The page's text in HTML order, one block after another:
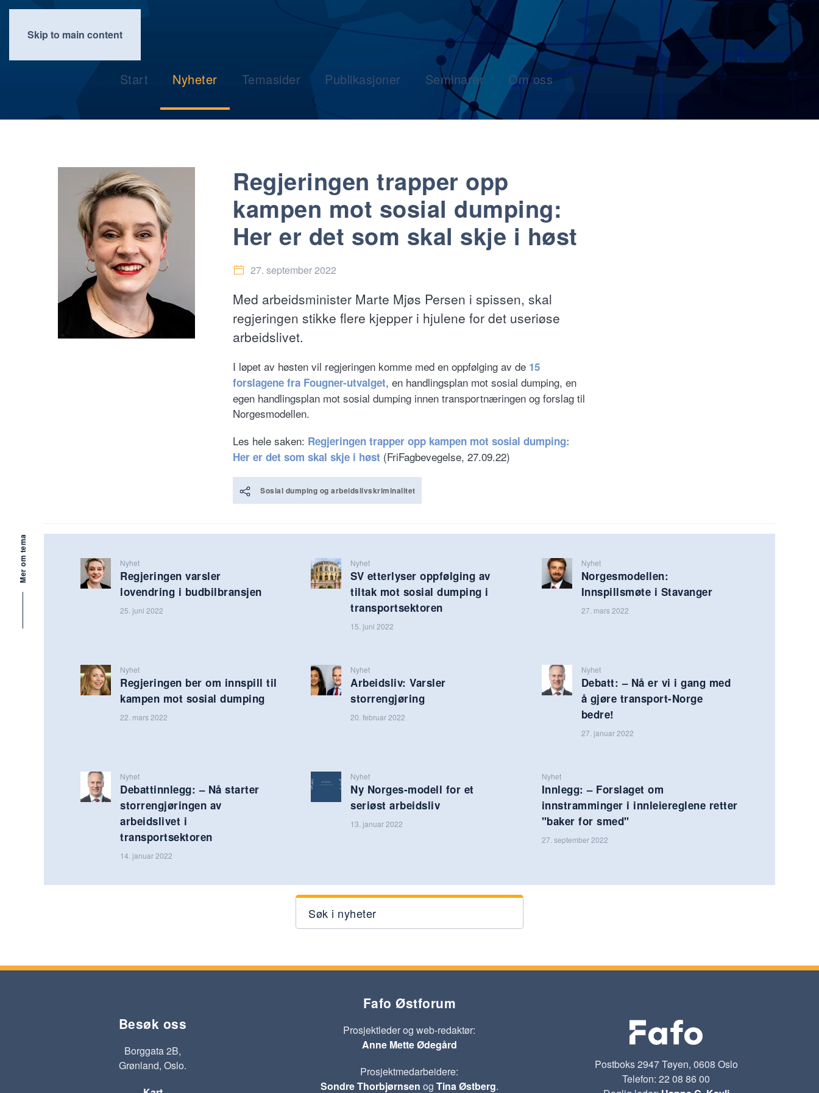
Skip to main content
Start Nyheter Temasider Publikasjoner Seminarer Om oss
Regjeringen trapper opp
kampen mot sosial dumping:
Her er det som skal skje i høst
27. september 2022
Med arbeidsminister Marte Mjøs Persen i spissen, skal
regjeringen stikke flere kjepper i hjulene for det useriøse
arbeidslivet.
I løpet av høsten vil regjeringen komme med en oppfølging av de 15
forslagene fra Fougner-utvalget, en handlingsplan mot sosial dumping, en
egen handlingsplan mot sosial dumping innen transportnæringen og forslag til
Norgesmodellen.
Les hele saken: Regjeringen trapper opp kampen mot sosial dumping:
Her er det som skal skje i høst (FriFagbevegelse, 27.09.22)
Sosial dumping og arbeidslivskriminalitet
Nyhet
Regjeringen varsler
lovendring i budbilbransjen
25. juni 2022
Nyhet
SV etterlyser oppfølging av
tiltak mot sosial dumping i
transportsektoren
15. juni 2022
Nyhet
Norgesmodellen:
Innspillsmøte i Stavanger
27. mars 2022
Nyhet
Regjeringen ber om innspill til
kampen mot sosial dumping
22. mars 2022
Nyhet
Arbeidsliv: Varsler
storrengjøring
20. februar 2022
Nyhet
Debatt: – Nå er vi i gang med
å gjøre transport-Norge
bedre!
27. januar 2022
Nyhet
Debattinnlegg: – Nå starter
storrengjøringen av
arbeidslivet i
transportsektoren
14. januar 2022
Nyhet
Ny Norges-modell for et
seriøst arbeidsliv
13. januar 2022
Nyhet
Innlegg: – Forslaget om
innstramminger i innleiereglene retter
"baker for smed"
27. september 2022
Mer om tema
Søk i nyheter
Besøk oss
Borggata 2B,
Grønland, Oslo.
Fafo Østforum
Prosjektleder og web-redaktør:
Anne Mette Ødegård
Prosjektmedarbeidere:
Sondre Thorbjørnsen og Tina Østberg.
Postboks 2947 Tøyen, 0608 Oslo
Telefon: 22 08 86 00